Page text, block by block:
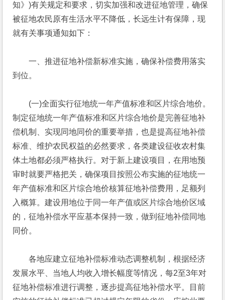
知》)有关规定和要求，切实加强和改进征地管理，确保
被征地农民原有生活水平不降低，长远生计有保障，现
就有关事项通知如下：
一、推进征地补偿新标准实施，确保补偿费用落实
到位。
(一)全面实行征地统一年产值标准和区片综合地价。
制定征地统一年产值标准和区片综合地价是完善征地补
偿机制、实现同地同价的重要举措，也是提高征地补偿
标准、维护农民权益的必然要求，各类建设征收农村集
体土地都必须严格执行。对于新上建设项目，在用地预
审时就要严格把关，确保项目按照公布实施的征地统一
年产值标准和区片综合地价核算征地补偿费用，足额列
入概算。建设用地位于同一年产值或区片综合地价区域
的，征地补偿水平应基本保持一致，做到征地补偿同地
同价。
各地应建立征地补偿标准动态调整机制，根据经济
发展水平、当地人均收入增长幅度等情况，每2至3年对
征地补偿标准进行调整，逐步提高征地补偿水平。目前